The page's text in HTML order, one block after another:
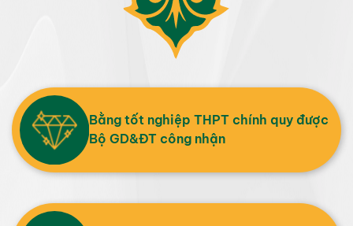
Bằng tốt nghiệp THPT chính quy được
Bộ GD&ĐT công nhận